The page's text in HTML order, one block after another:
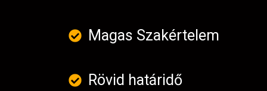
Magas Szakértelem
Rövid határidő